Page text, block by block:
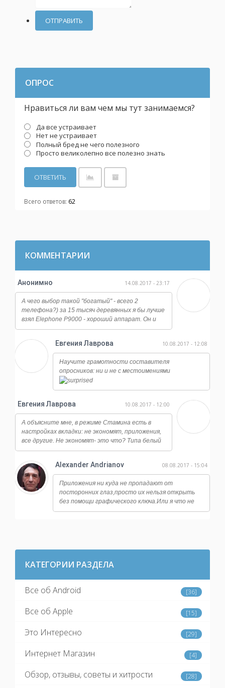
ОТПРАВИТЬ
ОПРОС
Нравиться ли вам чем мы тут занимаемся?
Да все устраивает
Нет не устраивает
Полный бред не чего полезного
Просто великолепно все полезно знать
Всего ответов: 62
КОММЕНТАРИИ
Анонимно 14.08.2017 - 23:17
А чего выбор такой "богатый" - всего 2
телефона?) за 15 тысяч деревянных я бы лучше
взял Elephone P9000 - хороший аппарат. Он и
работает ничуть не хуже, и камера у него
отличается от всех этих сяоми и мейзу по
дизайну, смотрится намного дороже.
Евгения Лаврова 10.08.2017 - 12:08
Научите грамотности составителя
опросников: ни и не с местоимениями
Евгения Лаврова 10.08.2017 - 12:00
А объясните мне, в режиме Стамина есть в
настройках вкладки: не экономят, приложения,
все другие. Не экономят- это что? Типа белый
список?
Alexander Andrianov 08.08.2017 - 15:04
Приложения ни куда не пропадают от
посторонних глаз,просто их нельзя открыть
без помощи графического ключа.Или я что не
так понял? У меня стоит замок на банковских
КАТЕГОРИИ РАЗДЕЛА
Все об Android [36]
Все об Apple [15]
Это Интересно [29]
Интернет Магазин [4]
Обзор, отзывы, советы и хитрости [28]